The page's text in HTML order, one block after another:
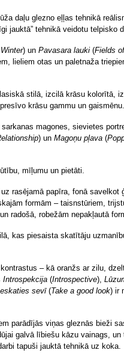
daļu glezno eļļas tehnikā
jauktā” tehnikā veidotu telpisko
) un Pavasara lauki (Fields
lieliem otas un paletnaža
stilā, izcilā krāsu kolorītā,
krāsu gammu un gaismēnu.
magones, sievietes
) un Magoņu pļava (
mīļumu un pietāti.
rasējamā papīra, fonā savelkot
formām – taisnstūriem,
radošā, robežām nepakļautā
kas piesaista skatītāju
– kā oranžs ar zilu,
Introspekcija (Introspective),
sevī(Take a good look) ir
parādījās viņas gleznās bieži
galvā lībiešu kāzu vainags,
tapuši jauktā tehnikā uz koka.